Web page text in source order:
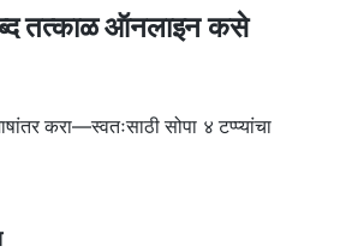
तत्काळ ऑनलाइन कसे
करा—स्वतःसाठी सोपा ४ टप्प्यांचा